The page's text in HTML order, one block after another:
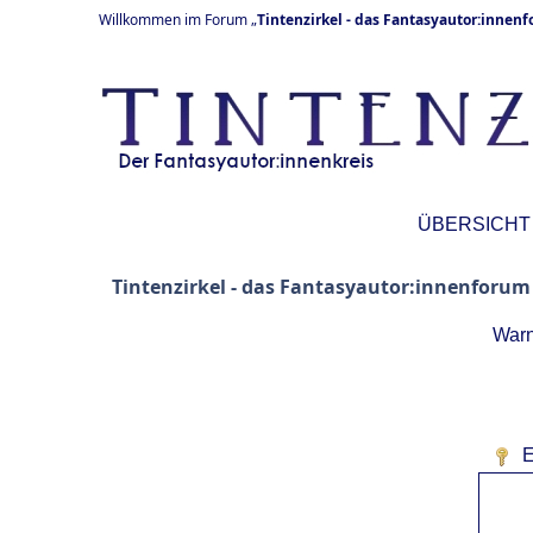
Willkommen im Forum „Tintenzirkel - das
ÜBERSICHT
Tintenzirkel - das Fantasyautor:innenforum